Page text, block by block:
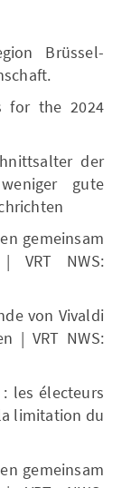
Brüssel-
the 2024
der
gute
gemeinsam
VRT NWS:
von Vivaldi
| VRT NWS:
les électeurs
limitation du
gemeinsam